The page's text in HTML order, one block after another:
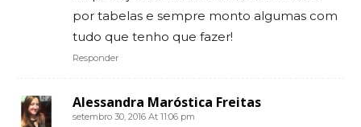
por tabelas e sempre monto algumas com
tudo que tenho que fazer!
Responder
Alessandra Maróstica Freitas
setembro 30, 2016 At 11:06 pm